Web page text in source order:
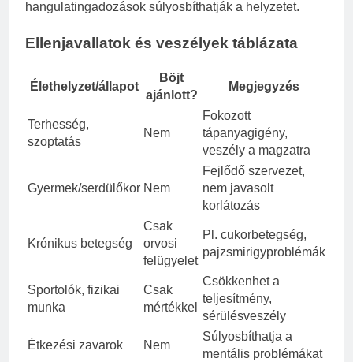
hangulatingadozások súlyosbíthatják a helyzetet.
Ellenjavallatok és veszélyek táblázata
Élethelyzet/állapot
Böjt
ajánlott?
Megjegyzés
Terhesség,
szoptatás
Nem
Fokozott
tápanyagigény,
veszély a magzatra
Gyermek/serdülőkor Nem
Fejlődő szervezet,
nem javasolt
korlátozás
Krónikus betegség
Csak
orvosi
felügyelet
Pl. cukorbetegség,
pajzsmirigyproblémák
Sportolók, fizikai
munka
Csak
mértékkel
Csökkenhet a
teljesítmény,
sérülésveszély
Étkezési zavarok Nem
Súlyosbíthatja a
mentális problémákat